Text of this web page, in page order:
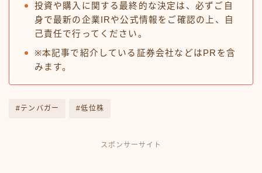
投資や購入に関する最終的な決定は、必ずご自
身で最新の企業IRや公式情報をご確認の上、自
己責任で行ってください。
※本記事で紹介している証券会社などはPRを含
みます。
#テンバガー #低位株
スポンサーサイト